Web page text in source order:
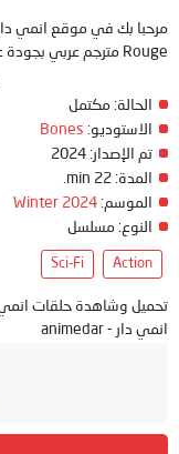
Rouge مترجم عربي بجودة عالية على سرفرات متعددة, مشاهدة ممتعة
الحالة: مكتمل
الاستوديو: Bones
تم الإصدار:
المدة:
الموسم: Winter 2024
النوع: مسلسل
Action
Sci-Fi
انمي دار - animedar